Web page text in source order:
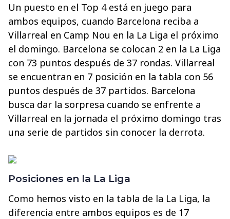
Un puesto en el Top 4 está en juego para
ambos equipos, cuando Barcelona reciba a
Villarreal en Camp Nou en la La Liga el próximo
el domingo. Barcelona se colocan 2 en la La Liga
con 73 puntos después de 37 rondas. Villarreal
se encuentran en 7 posición en la tabla con 56
puntos después de 37 partidos. Barcelona
busca dar la sorpresa cuando se enfrente a
Villarreal en la jornada el próximo domingo tras
una serie de partidos sin conocer la derrota.
Posiciones en la La Liga
Como hemos visto en la tabla de la La Liga, la
diferencia entre ambos equipos es de 17